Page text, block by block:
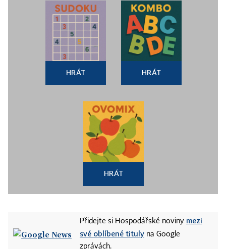
HRÁT HRÁT
HRÁT
Přidejte si Hospodářské noviny mezi
své oblíbené tituly na Google
zprávách.